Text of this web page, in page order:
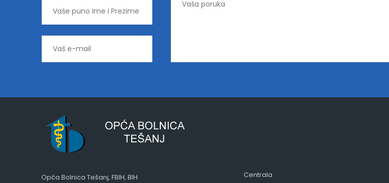
Opća Bolnica Tešanj, FBIH, BIH Centrala